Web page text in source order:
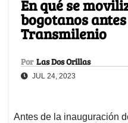
En qué se
bogotanos
Transmilenio
Por Las Dos Orillas
JUL 24, 2023
Antes de la inauguración